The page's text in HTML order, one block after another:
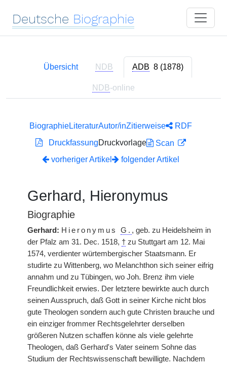
Deutsche Biographie
Übersicht NDB ADB 8 (1878)
NDB-online
BiographieLiteraturAutor/inZitierweise
RDF
DruckfassungDruckvorlage
Scan
vorheriger Artikel
folgender Artikel
Gerhard, Hieronymus
Biographie
Gerhard: Hieronymus G. , geb. zu Heidelsheim in
der Pfalz am 31. Dec. 1518, † zu Stuttgart am 12. Mai
1574, verdienter würtembergischer Staatsmann. Er
studirte zu Wittenberg, wo Melanchthon sich seiner eifrig
annahm und zu Tübingen, wo Joh. Brenz ihm viele
Freundlichkeit erwies. Der letztere bewirkte auch durch
seinen Ausspruch, daß Gott in seiner Kirche nicht blos
gute Theologen sondern auch gute Christen brauche und
ein einziger frommer Rechtsgelehrter derselben
größeren Nutzen schaffen könne als viele gelehrte
Theologen, daß Gerhard's Vater seinem Sohne das
Studium der Rechtswissenschaft bewilligte. Nachdem